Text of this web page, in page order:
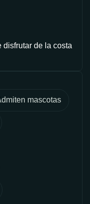
de la costa
mascotas